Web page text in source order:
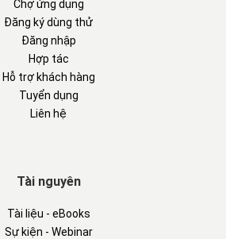
Chợ ứng dụng
Đăng ký dùng thử
Đăng nhập
Hợp tác
Hỗ trợ khách hàng
Tuyển dụng
Liên hệ
Tài nguyên
Tài liệu - eBooks
Sự kiện - Webinar